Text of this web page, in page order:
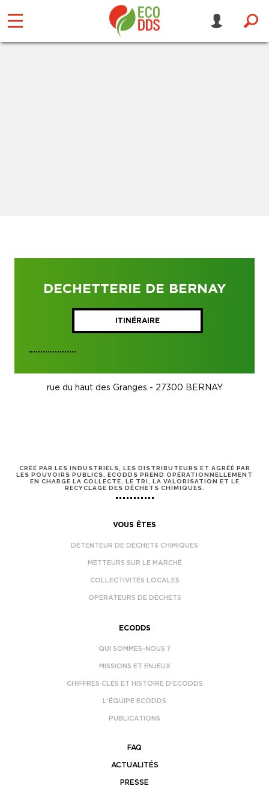
DECHETTERIE DE BERNAY
ITINÉRAIRE
rue du haut des Granges - 27300 BERNAY
CRÉÉ PAR LES INDUSTRIELS, LES DISTRIBUTEURS ET AGRÉÉ PAR
LES POUVOIRS PUBLICS, ECODDS PREND OPÉRATIONNELLEMENT
EN CHARGE LA COLLECTE, LE TRI, LA VALORISATION ET LE
RECYCLAGE DES DÉCHETS CHIMIQUES.
VOUS ÊTES
DÉTENTEUR DE DÉCHETS CHIMIQUES
METTEURS SUR LE MARCHÉ
COLLECTIVITÉS LOCALES
OPÉRATEURS DE DÉCHETS
ECODDS
QUI SOMMES-NOUS ?
MISSIONS ET ENJEUX
CHIFFRES CLÉS ET HISTOIRE D’ECODDS
L’ÉQUIPE ECODDS
PUBLICATIONS
FAQ
ACTUALITÉS
PRESSE